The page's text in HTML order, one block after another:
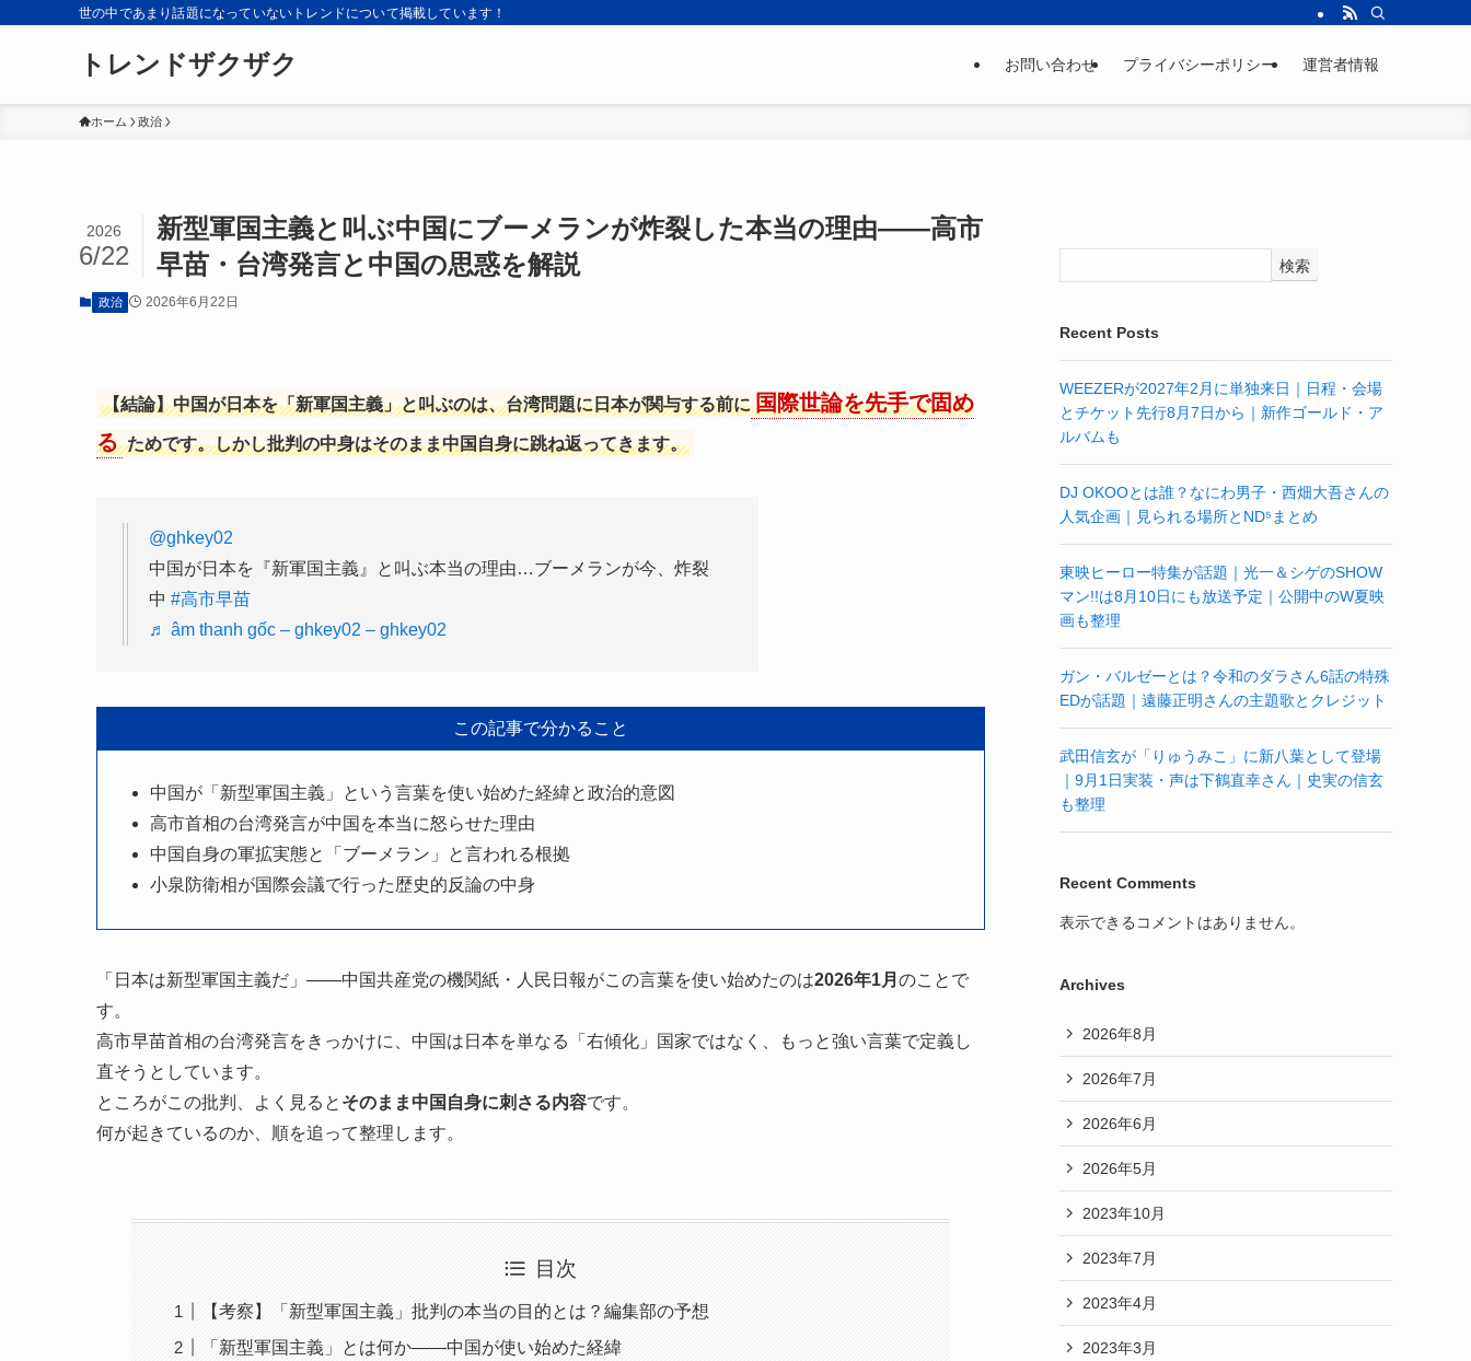
世の中であまり話題になっていないトレンドについて掲載しています！
トレンドザクザク お問い合わせ プライバシーポリシー 運営者情報
ホーム 政治
新型軍国主義と叫ぶ中国にブーメランが炸裂した本当の理由——高市
早苗・台湾発言と中国の思惑を解説
2026
6/22
政治 2026年6月22日
【結論】中国が日本を「新軍国主義」と叫ぶのは、台湾問題に日本が関与する前に 国際世論を先手で固め
る ためです。しかし批判の中身はそのまま中国自身に跳ね返ってきます。
@ghkey02
中国が日本を『新軍国主義』と叫ぶ本当の理由…ブーメランが今、炸裂
中 #高市早苗
♬ âm thanh gốc – ghkey02 – ghkey02
この記事で分かること
中国が「新型軍国主義」という言葉を使い始めた経緯と政治的意図
高市首相の台湾発言が中国を本当に怒らせた理由
中国自身の軍拡実態と「ブーメラン」と言われる根拠
小泉防衛相が国際会議で行った歴史的反論の中身
「日本は新型軍国主義だ」——中国共産党の機関紙・人民日報がこの言葉を使い始めたのは2026年1月 のことで
す。
高市早苗首相の台湾発言をきっかけに、中国は日本を単なる「右傾化」国家ではなく、もっと強い言葉で定義し
直そうとしています。
ところがこの批判、よく見ると そのまま中国自身に刺さる内容です。
何が起きているのか、順を追って整理します。
目次
【考察】「新型軍国主義」批判の本当の目的とは？編集部の予想
「新型軍国主義」とは何か——中国が使い始めた経緯
検索
Recent Posts
WEEZERが2027年2月に単独来日｜日程・会場
とチケット先行8月7日から｜新作ゴールド・ア
ルバムも
DJ OKOOとは誰？なにわ男子・西畑大吾さんの
人気企画｜見られる場所とND⁵まとめ
東映ヒーロー特集が話題｜光一＆シゲのSHOW
マン!!は8月10日にも放送予定｜公開中のW夏映
画も整理
ガン・バルゼーとは？令和のダラさん6話の特殊
EDが話題｜遠藤正明さんの主題歌とクレジット
武田信玄が「りゅうみこ」に新八葉として登場
｜9月1日実装・声は下鶴直幸さん｜史実の信玄
も整理
Recent Comments
表示できるコメントはありません。
Archives
2026年8月
2026年7月
2026年6月
2026年5月
2023年10月
2023年7月
2023年4月
2023年3月